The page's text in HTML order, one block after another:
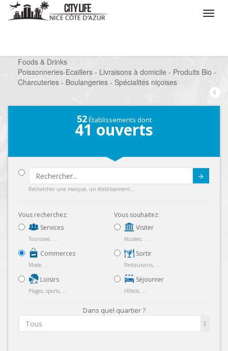
Foods & Drinks
/
Poissonneries-Ecaillers - Livraisons à domicile - Produits Bio -
Charcuteries - Boulangeries - Spécialités niçoises
52Établissements dont
41 ouverts
Rechercher une marque, un établissement...
Vous recherchez:
Services
Tourisme, ...
Commerces
Mode, ...
Loisirs
Plages, sports, ...
Vous souhaitez:
Visiter
Musées, ...
Sortir
Restaurants, ...
Séjourner
Hôtels, ...
Dans quel quartier ?
Tous